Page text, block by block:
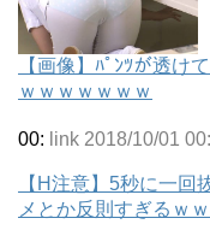
【画像】ﾊﾟﾝﾂが透け
ｗｗｗｗｗｗｗ
00: link 2018/10/01
【H注意】5秒に一回
メとか反則すぎるｗ